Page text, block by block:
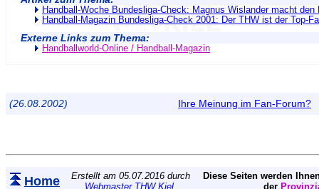
Handball-Woche Bundesliga-Check: Magnus Wislander macht den
Handball-Magazin Bundesliga-Check 2001: Der THW ist der Top-
Externe Links zum Thema:
Handballworld-Online / Handball-Magazin
(26.08.2002) Ihre Meinung im Fan-Forum?
Home
Erstellt am 05.07.2016 durch
Webmaster THW Kiel.
Diese Seiten werden
der